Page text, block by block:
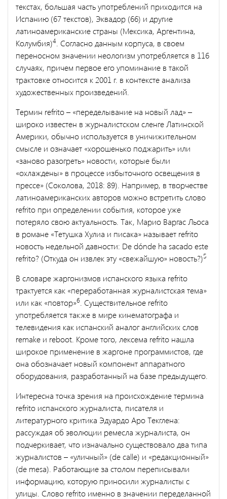
текстах, большая часть употреблений приходится на
Испанию (67 текстов), Эквадор (66) и другие
латиноамериканские страны (Мексика, Аргентина,
Колумбия)4 . Согласно данным корпуса, в своем
переносном значении неологизм употребляется в 116
случаях, причем первое его упоминание в такой
трактовке относится к 2001 г. в контексте анализа
художественных произведений.
Термин refrito – «переделывание на новый лад» –
широко известен в журналистском сленге Латинской
Америки, обычно используется в уничижительном
смысле и означает «хорошенько поджарить» или
«заново разогреть» новости, которые были
«охлаждены» в процессе избыточного освещения в
прессе» (Соколова, 2018: 89). Например, в творчестве
латиноамериканских авторов можно встретить слово
refrito при определении события, которое уже
потеряло свою актуальность. Так, Марио Варгас Льоса
в романе «Тетушка Хулиа и писака» называет refrito
новость недельной давности: De dónde ha sacado este
refrito? (Откуда он извлек эту «свежайшую» новость?)5
В словаре жаргонизмов испанского языка refrito
трактуется как «переработанная журналистская тема»
или как «повтор»6 . Существительное refrito
употребляется также в мире кинематографа и
телевидения как испанский аналог английских слов
remake и reboot. Кроме того, лексема refrito нашла
широкое применение в жаргоне программистов, где
она обозначает новый компонент аппаратного
оборудования, разработанный на базе предыдущего.
Интересна точка зрения на происхождение термина
refrito испанского журналиста, писателя и
литературного критика Эдуардо Аро Текглена:
рассуждая об эволюции ремесла журналиста, он
подчеркивает, что изначально существовало два типа
журналистов – «уличный» (de calle) и «редакционный»
(de mesa). Работающие за столом переписывали
информацию, которую приносили журналисты с
улицы. Слово refrito именно в значении переделанной